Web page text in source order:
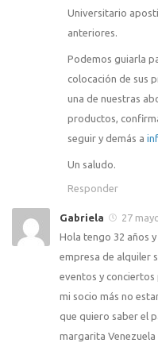
Universitario
anteriores.
Podemos guiarla
colocación de sus
una de nuestras
productos,
seguir y demás a
Un saludo.
Responder
Gabriela
27
Hola tengo 32 años
empresa de alquiler
eventos y conciertos
mi socio más no
que quiero saber el
margarita